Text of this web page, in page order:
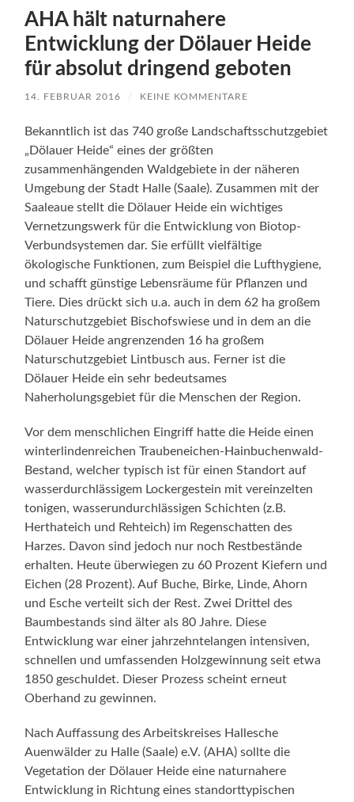
AHA hält naturnahere
Entwicklung der Dölauer Heide
für absolut dringend geboten
14. FEBRUAR 2016 / KEINE KOMMENTARE
Bekanntlich ist das 740 große Landschaftsschutzgebiet
„Dölauer Heide“ eines der größten
zusammenhängenden Waldgebiete in der näheren
Umgebung der Stadt Halle (Saale). Zusammen mit der
Saaleaue stellt die Dölauer Heide ein wichtiges
Vernetzungswerk für die Entwicklung von Biotop-
Verbundsystemen dar. Sie erfüllt vielfältige
ökologische Funktionen, zum Beispiel die Lufthygiene,
und schafft günstige Lebensräume für Pflanzen und
Tiere. Dies drückt sich u.a. auch in dem 62 ha großem
Naturschutzgebiet Bischofswiese und in dem an die
Dölauer Heide angrenzenden 16 ha großem
Naturschutzgebiet Lintbusch aus. Ferner ist die
Dölauer Heide ein sehr bedeutsames
Naherholungsgebiet für die Menschen der Region.
Vor dem menschlichen Eingriff hatte die Heide einen
winterlindenreichen Traubeneichen-Hainbuchenwald-
Bestand, welcher typisch ist für einen Standort auf
wasserdurchlässigem Lockergestein mit vereinzelten
tonigen, wasserundurchlässigen Schichten (z.B.
Herthateich und Rehteich) im Regenschatten des
Harzes. Davon sind jedoch nur noch Restbestände
erhalten. Heute überwiegen zu 60 Prozent Kiefern und
Eichen (28 Prozent). Auf Buche, Birke, Linde, Ahorn
und Esche verteilt sich der Rest. Zwei Drittel des
Baumbestands sind älter als 80 Jahre. Diese
Entwicklung war einer jahrzehntelangen intensiven,
schnellen und umfassenden Holzgewinnung seit etwa
1850 geschuldet. Dieser Prozess scheint erneut
Oberhand zu gewinnen.
Nach Auffassung des Arbeitskreises Hallesche
Auenwälder zu Halle (Saale) e.V. (AHA) sollte die
Vegetation der Dölauer Heide eine naturnahere
Entwicklung in Richtung eines standorttypischen